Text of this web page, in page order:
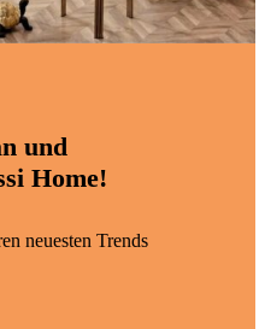
und
Home!
neuesten Trends